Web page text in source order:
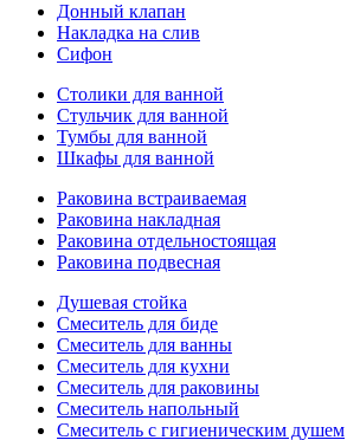
Донный клапан
Накладка на слив
Сифон
Столики для ванной
Стульчик для ванной
Тумбы для ванной
Шкафы для ванной
Раковина встраиваемая
Раковина накладная
Раковина отдельностоящая
Раковина подвесная
Душевая стойка
Смеситель для биде
Смеситель для ванны
Смеситель для кухни
Смеситель для раковины
Смеситель напольный
Смеситель с гигиеническим душем